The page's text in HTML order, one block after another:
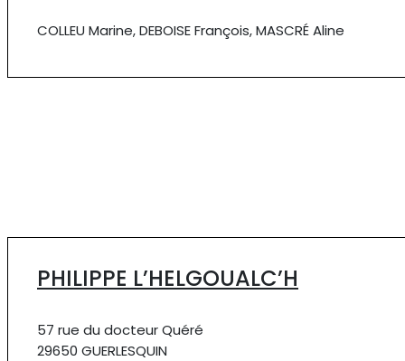
COLLEU Marine, DEBOISE François, MASCRÉ Aline
PHILIPPE L’HELGOUALC’H
57 rue du docteur Quéré
29650 GUERLESQUIN